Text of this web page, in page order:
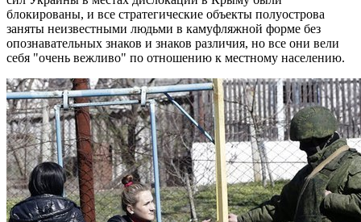
блокированы, и все стратегические объекты полуострова
заняты неизвестными людьми в камуфляжной форме без
опознавательных знаков и знаков различия, но все они вели
себя "очень вежливо" по отношению к местному населению.